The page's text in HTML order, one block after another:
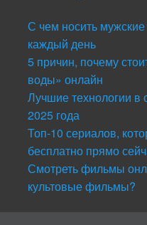
С чем носить
каждый день
5 причин, почему
воды» онлайн
Лучшие технологии в
2025 года
Топ-10 сериалов,
бесплатно прямо
Смотреть фильмы
культовые фильмы?